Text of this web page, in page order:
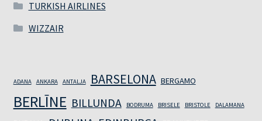
TURKISH AIRLINES
WIZZAIR
ADANA ANKARA ANTALJA BARSELONA BERGAMO
BERLĪNE BILLUNDA BODRUMA BRISELE BRISTOLE DALAMANA